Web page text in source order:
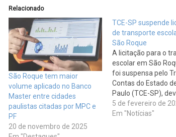
Relacionado
São Roque tem maior
volume aplicado no Banco
Master entre cidades
paulistas citadas por MPC e
PF
20 de novembro de 2025
TCE-SP suspende
de transporte
São Roque
A licitação para o
escolar em São
foi suspensa pelo
Contas do Estado
Paulo (TCE-SP),
denúncias de
no processo de
5 de fevereiro de
Em "Notícias"